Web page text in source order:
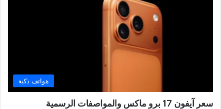
هواتف ذكية
سعر آيفون 17 برو ماكس والمواصفات الرسمية